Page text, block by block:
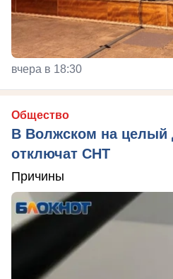
вчера в 18:30
Общество
В Волжском на целый
отключат СНТ
Причины